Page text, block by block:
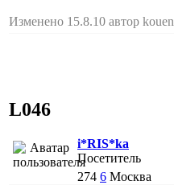
Изменено 15.8.10 автор kouen
L046
i*RIS*ka
Посетитель
274 6 Москва